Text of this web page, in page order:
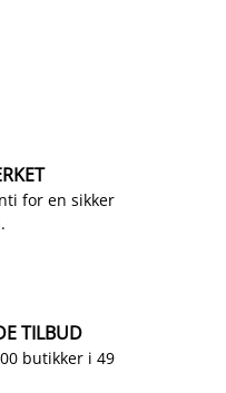
for en sikker
TILBUD
butikker i 49